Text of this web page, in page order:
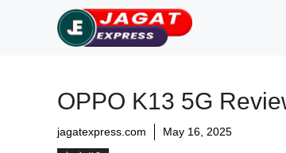
OPPO K13 5G
jagatexpress.com May 16, 2025